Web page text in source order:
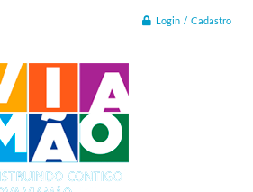
Login / Cadastro